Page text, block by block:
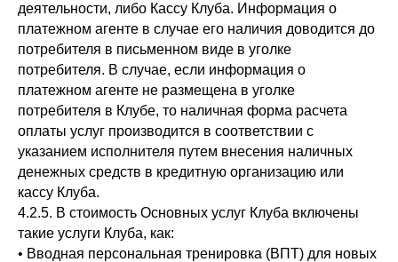
деятельности, либо Кассу Клуба. Информация о
платежном агенте в случае его наличия доводится до
потребителя в письменном виде в уголке
потребителя. В случае, если информация о
платежном агенте не размещена в уголке
потребителя в Клубе, то наличная форма расчета
оплаты услуг производится в соответствии с
указанием исполнителя путем внесения наличных
денежных средств в кредитную организацию или
кассу Клуба.
4.2.5. В стоимость Основных услуг Клуба включены
такие услуги Клуба, как:
• Вводная персональная тренировка (ВПТ) для новых